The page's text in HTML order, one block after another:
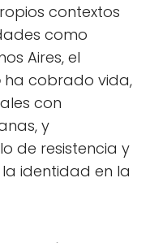
contextos
como
Aires, el
ha cobrado vida,
con
y
de resistencia y
identidad en la